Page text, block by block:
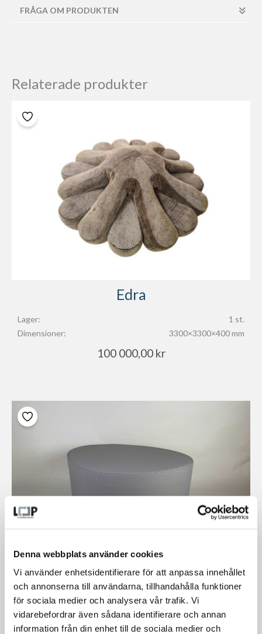
Denna webbplats använder cookies
Vi använder enhetsidentifierare för att anpassa innehållet
och annonserna till användarna, tillhandahålla funktioner
för sociala medier och analysera vår trafik. Vi
vidarebefordrar även sådana identifierare och annan
information från din enhet till de sociala medier och
FRÅGA OM PRODUKTEN
Relaterade produkter
Edra
Lager:
1 st.
Dimensioner:
3300×3300×400 mm
100 000,00 kr
Sandy puff